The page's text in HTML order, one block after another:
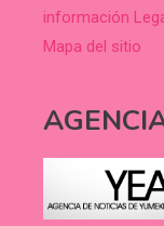
información
Mapa del sitio